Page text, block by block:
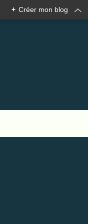
+ Créer mon blog